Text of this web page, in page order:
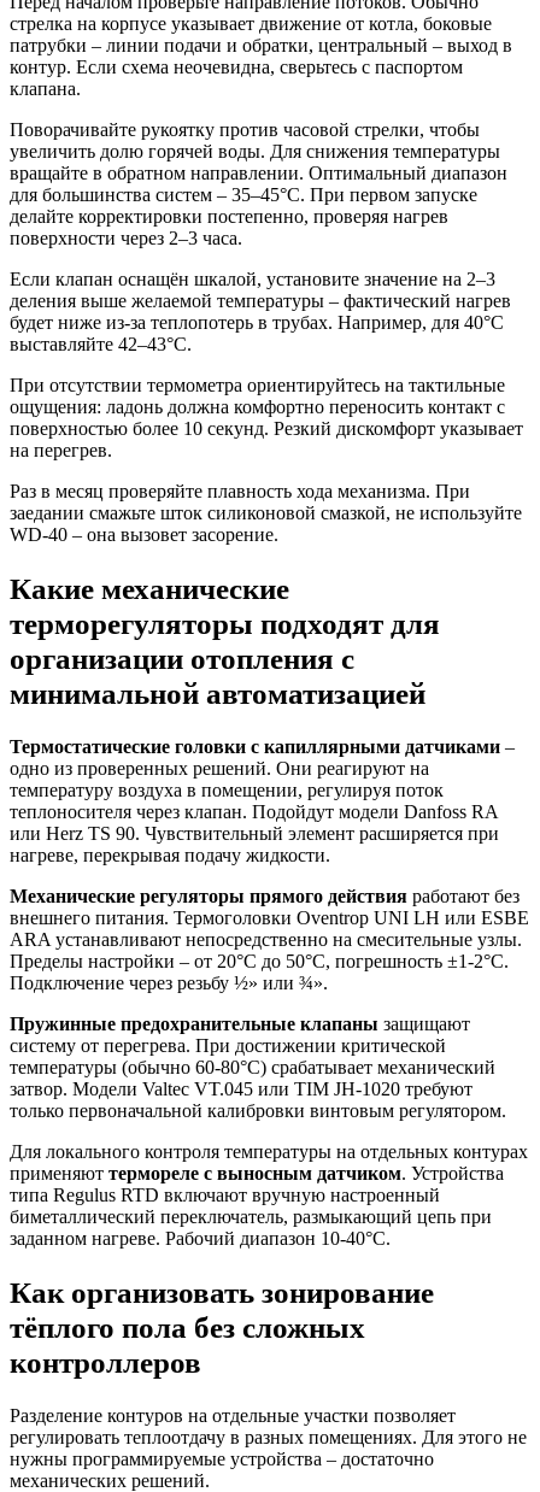
стрелка на корпусе указывает движение от котла, боковые
патрубки – линии подачи и обратки, центральный – выход в
контур. Если схема неочевидна, сверьтесь с паспортом
клапана.
Поворачивайте рукоятку против часовой стрелки, чтобы
увеличить долю горячей воды. Для снижения температуры
вращайте в обратном направлении. Оптимальный диапазон
для большинства систем – 35–45°C. При первом запуске
делайте корректировки постепенно, проверяя нагрев
поверхности через 2–3 часа.
Если клапан оснащён шкалой, установите значение на 2–3
деления выше желаемой температуры – фактический нагрев
будет ниже из-за теплопотерь в трубах. Например, для 40°C
выставляйте 42–43°C.
При отсутствии термометра ориентируйтесь на тактильные
ощущения: ладонь должна комфортно переносить контакт с
поверхностью более 10 секунд. Резкий дискомфорт указывает
на перегрев.
Раз в месяц проверяйте плавность хода механизма. При
заедании смажьте шток силиконовой смазкой, не используйте
WD-40 – она вызовет засорение.
Какие механические
терморегуляторы подходят для
организации отопления с
минимальной автоматизацией
Термостатические головки с капиллярными датчиками –
одно из проверенных решений. Они реагируют на
температуру воздуха в помещении, регулируя поток
теплоносителя через клапан. Подойдут модели Danfoss RA
или Herz TS 90. Чувствительный элемент расширяется при
нагреве, перекрывая подачу жидкости.
Механические регуляторы прямого действия работают без
внешнего питания. Термоголовки Oventrop UNI LH или ESBE
ARA устанавливают непосредственно на смесительные узлы.
Пределы настройки – от 20°C до 50°C, погрешность ±1-2°C.
Подключение через резьбу ½» или ¾».
Пружинные предохранительные клапаны защищают
систему от перегрева. При достижении критической
температуры (обычно 60-80°C) срабатывает механический
затвор. Модели Valtec VT.045 или TIM JH-1020 требуют
только первоначальной калибровки винтовым регулятором.
Для локального контроля температуры на отдельных контурах
применяют термореле с выносным датчиком. Устройства
типа Regulus RTD включают вручную настроенный
биметаллический переключатель, размыкающий цепь при
заданном нагреве. Рабочий диапазон 10-40°С.
Как организовать зонирование
тёплого пола без сложных
контроллеров
Разделение контуров на отдельные участки позволяет
регулировать теплоотдачу в разных помещениях. Для этого не
нужны программируемые устройства – достаточно
механических решений.